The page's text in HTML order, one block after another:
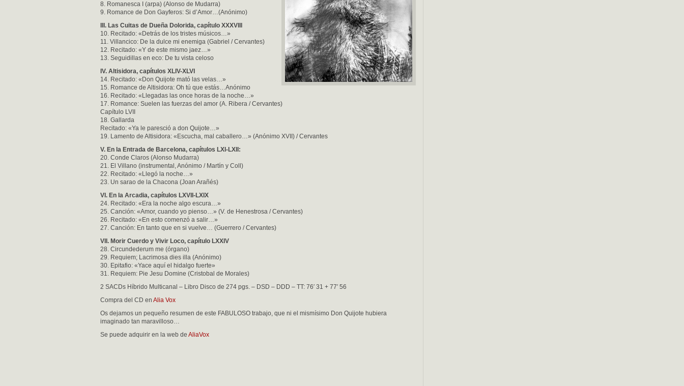
8. Romanesca I (arpa) (Alonso de Mudarra)
9. Romance de Don Gayferos: Si d’Amor…(Anónimo)
III. Las Cuitas de Dueña Dolorida, capítulo XXXVIII
10. Recitado: «Detrás de los tristes músicos…»
11. Villancico: De la dulce mi enemiga (Gabriel / Cervantes)
12. Recitado: «Y de este mismo jaez…»
13. Seguidillas en eco: De tu vista celoso
IV. Altisidora, capítulos XLIV-XLVI
14. Recitado: «Don Quijote mató las velas…»
15. Romance de Altisidora: Oh tú que estás…Anónimo
16. Recitado: «Llegadas las once horas de la noche…»
17. Romance: Suelen las fuerzas del amor (A. Ribera / Cervantes)
Capítulo LVII
18. Gallarda
Recitado: «Ya le paresció a don Quijote…»
19. Lamento de Altisidora: «Escucha, mal caballero…» (Anónimo XVII) / Cervantes
V. En la Entrada de Barcelona, capítulos LXI-LXII:
20. Conde Claros (Alonso Mudarra)
21. El Villano (instrumental, Anónimo / Martín y Coll)
22. Recitado: «Llegó la noche…»
23. Un sarao de la Chacona (Joan Arañés)
VI. En la Arcadia, capítulos LXVII-LXIX
24. Recitado: «Era la noche algo escura…»
25. Canción: «Amor, cuando yo pienso…» (V. de Henestrosa / Cervantes)
26. Recitado: «En esto comenzó a salir…»
27. Canción: En tanto que en si vuelve… (Guerrero / Cervantes)
VII. Morir Cuerdo y Vivir Loco, capítulo LXXIV
28. Circundederum me (órgano)
29. Requiem; Lacrimosa dies illa (Anónimo)
30. Epitafio: «Yace aquí el hidalgo fuerte»
31. Requiem: Pie Jesu Domine (Cristobal de Morales)
2 SACDs Híbrido Multicanal – Libro Disco de 274 pgs. – DSD – DDD – TT: 76′ 31 + 77′ 56
Compra del CD en Alia Vox
Os dejamos un pequeño resumen de este FABULOSO trabajo, que ni el mismísimo Don Quijote hubiera
imaginado tan maravilloso…
Se puede adquirir en la web de AliaVox